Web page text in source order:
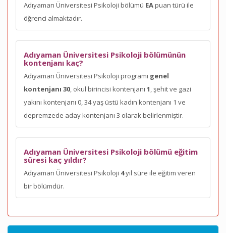
Adıyaman Üniversitesi Psikoloji bölümü EApuan türü ile
öğrenci almaktadır.
Adıyaman Üniversitesi Psikoloji bölümünün
kontenjanı kaç?
Adıyaman Üniversitesi Psikoloji programı genel
kontenjanı 30, okul birincisi kontenjanı 1, şehit ve gazi
yakını kontenjanı 0, 34 yaş üstü kadın kontenjanı 1 ve
depremzede aday kontenjanı 3 olarak belirlenmiştir.
Adıyaman Üniversitesi Psikoloji bölümü eğitim
süresi kaç yıldır?
Adıyaman Üniversitesi Psikoloji 4yıl süre ile eğitim veren
bir bölümdür.